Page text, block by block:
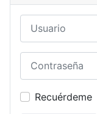
Recuérdeme